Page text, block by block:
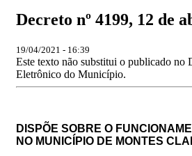
Decreto nº 4199, 12 de
19/04/2021 - 16:39
Este texto não substitui o publicado no
Eletrônico do Município.
DISPÕE SOBRE O
NO MUNICÍPIO DE MONTES